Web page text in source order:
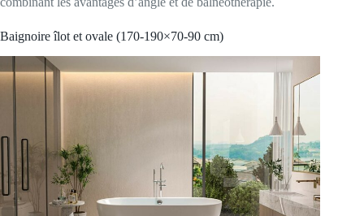
Baignoire îlot et ovale (170-190×70-90 cm)